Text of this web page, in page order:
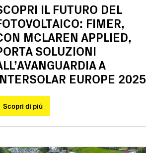
IL FUTURO DEL
FIMER,
MCLAREN APPLIED,
SOLUZIONI
A
EUROPE 2025
Scopri di più